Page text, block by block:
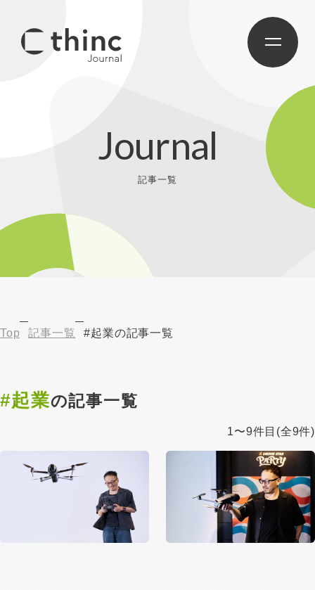
Journal
記事一覧
Top 記事一覧 #起業の記事一覧
#起業の記事一覧
1〜9件目 (全9件)